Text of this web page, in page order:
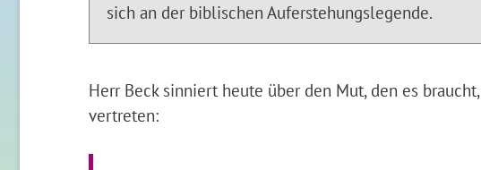
sich an der biblischen Auferstehungslegende.
Herr Beck sinniert heute über den Mut, den es
vertreten: